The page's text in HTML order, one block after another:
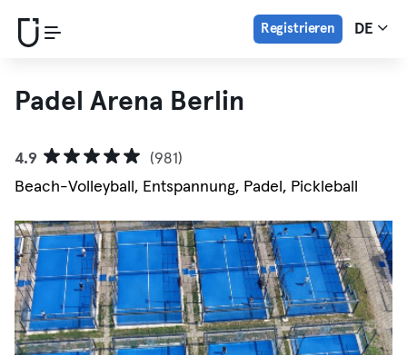
Registrieren DE
Padel Arena Berlin
4.9
(981)
Beach-Volleyball, Entspannung, Padel, Pickleball